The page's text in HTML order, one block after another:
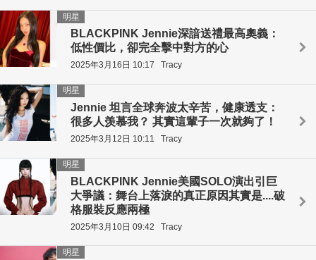
BLACKPINK Jennie深諳送禮最高奧義：
低性價比，卻完全擊中對方的心
明星
2025年3月16日 10:17 Tracy
Jennie 坦言全球奔波太辛苦，健康透支：
很多人羡慕我？ 其實這輩子一次就夠了！
明星
2025年3月12日 10:11 Tracy
BLACKPINK Jennie美國SOLO演出引巨
大爭議：舞台上落淚的真正原因其實是....破
格服裝反應兩極
明星
2025年3月10日 09:42 Tracy
明星